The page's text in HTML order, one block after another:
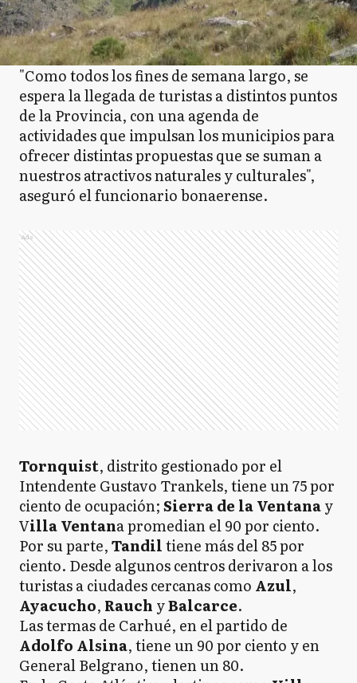
"Como todos los fines de semana largo, se
espera la llegada de turistas a distintos puntos
de la Provincia, con una agenda de
actividades que impulsan los municipios para
ofrecer distintas propuestas que se suman a
nuestros atractivos naturales y culturales",
aseguró el funcionario bonaerense.
Ads
Tornquist, distrito gestionado por el
Intendente Gustavo Trankels, tiene un 75 por
ciento de ocupación;Sierra de la Ventanay
Villa Ventana promedian el 90 por ciento.
Por su parte,Tandiltiene más del 85 por
ciento. Desde algunos centros derivaron a los
turistas a ciudades cercanas como Azul,
Ayacucho, Rauch yBalcarce.
Las termas de Carhué, en el partido de
Adolfo Alsina, tiene un 90 por ciento y en
General Belgrano, tienen un 80.